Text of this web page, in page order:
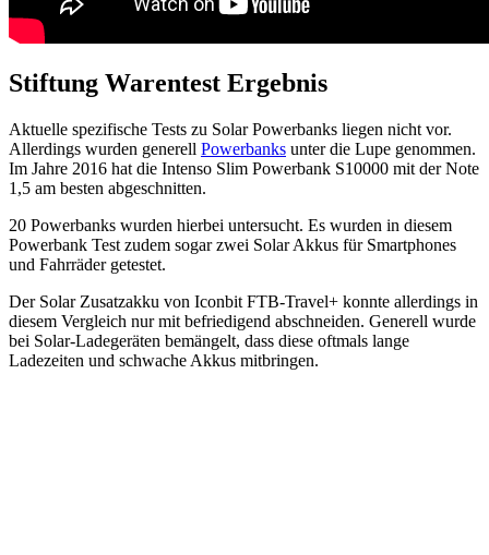
Stiftung Warentest Ergebnis
Aktuelle spezifische Tests zu Solar Powerbanks liegen nicht vor.
Allerdings wurden generell Powerbanks unter die Lupe genommen.
Im Jahre 2016 hat die Intenso Slim Powerbank S10000 mit der Note
1,5 am besten abgeschnitten.
20 Powerbanks wurden hierbei untersucht. Es wurden in diesem
Powerbank Test zudem sogar zwei Solar Akkus für Smartphones
und Fahrräder getestet.
Der Solar Zusatzakku von Iconbit FTB-Travel+ konnte allerdings in
diesem Vergleich nur mit befriedigend abschneiden. Generell wurde
bei Solar-Ladegeräten bemängelt, dass diese oftmals lange
Ladezeiten und schwache Akkus mitbringen.